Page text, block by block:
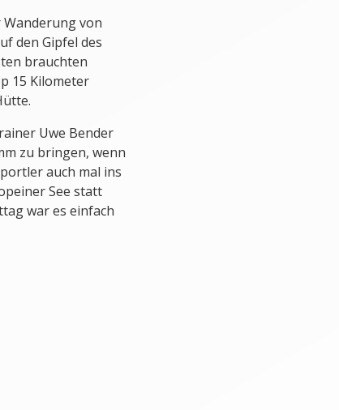
Wanderung von
den Gipfel des
brauchten
15 Kilometer
Uwe Bender
zu bringen, wenn
auch mal ins
See statt
war es einfach